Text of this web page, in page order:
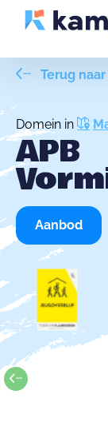
Terug
Domein in
APB
Aanbod